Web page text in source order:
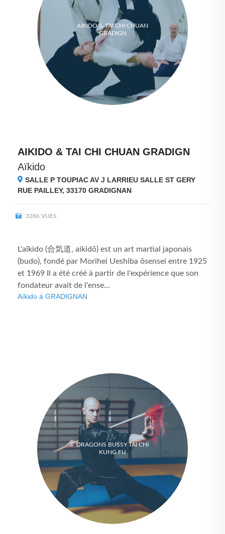
AIKIDO & TAI CHI CHUAN
GRADIGN
AIKIDO & TAI CHI CHUAN GRADIGN
Aïkido
SALLE P TOUPIAC AV J LARRIEU SALLE ST GERY
RUE PAILLEY, 33170 GRADIGNAN
3286 VUES
L'aïkido (合気道, aikidō) est un art martial japonais
(budo), fondé par Morihei Ueshiba ōsensei entre 1925
et 1969 Il a été créé à partir de l'expérience que son
fondateur avait de l'ense...
Aïkido à GRADIGNAN
DRAGONS BUSSY TAI CHI
KUNG FU